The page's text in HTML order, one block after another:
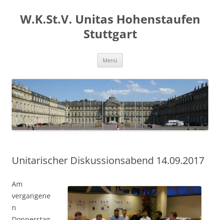
springen
W.K.St.V. Unitas Hohenstaufen
Stuttgart
Menü
Unitarischer Diskussionsabend 14.09.2017
Am
vergangene
n